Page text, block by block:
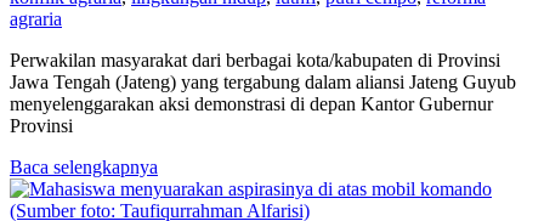
agraria
Perwakilan masyarakat dari berbagai kota/kabupaten di Provinsi
Jawa Tengah (Jateng) yang tergabung dalam aliansi Jateng Guyub
menyelenggarakan aksi demonstrasi di depan Kantor Gubernur
Provinsi
Baca selengkapnya